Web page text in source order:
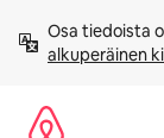
sisältö
väliin
Osa tiedoista
alkuperäinen